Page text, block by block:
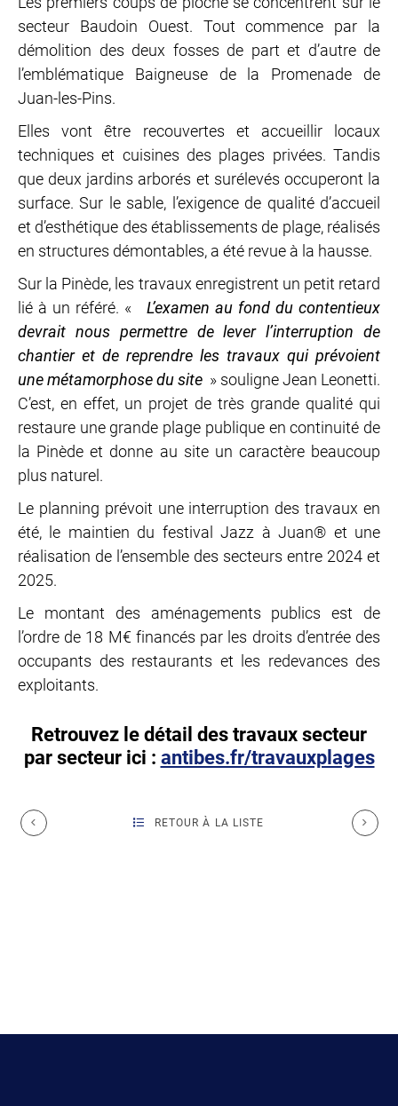
secteur Baudoin Ouest. Tout commence par la
démolition des deux fosses de part et d’autre de
l’emblématique Baigneuse de la Promenade de
Juan-les-Pins.
Elles vont être recouvertes et accueillir locaux
techniques et cuisines des plages privées. Tandis
que deux jardins arborés et surélevés occuperont la
surface. Sur le sable, l’exigence de qualité d’accueil
et d’esthétique des établissements de plage, réalisés
en structures démontables, a été revue à la hausse.
Sur la Pinède, les travaux enregistrent un petit retard
lié à un référé. «L’examen au fond du contentieux
devrait nous permettre de lever l’interruption de
chantier et de reprendre les travaux qui prévoient
une métamorphose du site » souligne Jean Leonetti.
C’est, en effet, un projet de très grande qualité qui
restaure une grande plage publique en continuité de
la Pinède et donne au site un caractère beaucoup
plus naturel.
Le planning prévoit une interruption des travaux en
été, le maintien du festival Jazz à Juan® et une
réalisation de l’ensemble des secteurs entre 2024 et
2025.
Le montant des aménagements publics est de
l’ordre de 18 M€ financés par les droits d’entrée des
occupants des restaurants et les redevances des
exploitants.
Retrouvez le détail des travaux secteur
par secteur ici : antibes.fr/travauxplages
RETOUR À LA LISTE